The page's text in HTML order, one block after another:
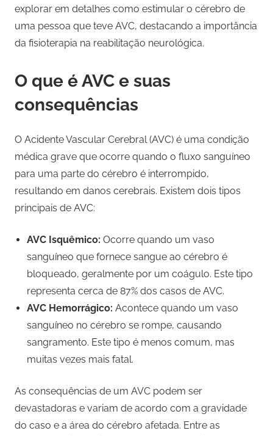
explorar em detalhes como estimular o cérebro de
uma pessoa que teve AVC, destacando a importância
da fisioterapia na reabilitação neurológica.
O que é AVC e suas
consequências
O Acidente Vascular Cerebral (AVC) é uma condição
médica grave que ocorre quando o fluxo sanguíneo
para uma parte do cérebro é interrompido,
resultando em danos cerebrais. Existem dois tipos
principais de AVC:
AVC Isquêmico: Ocorre quando um vaso
sanguíneo que fornece sangue ao cérebro é
bloqueado, geralmente por um coágulo. Este tipo
representa cerca de 87% dos casos de AVC.
AVC Hemorrágico: Acontece quando um vaso
sanguíneo no cérebro se rompe, causando
sangramento. Este tipo é menos comum, mas
muitas vezes mais fatal.
As consequências de um AVC podem ser
devastadoras e variam de acordo com a gravidade
do caso e a área do cérebro afetada. Entre as